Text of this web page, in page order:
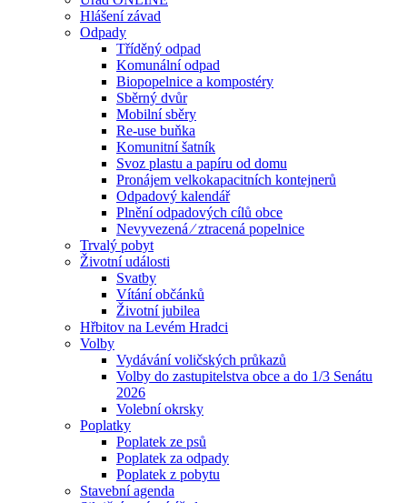
Hlášení závad
Odpady
Tříděný odpad
Komunální odpad
Biopopelnice a kompostéry
Sběrný dvůr
Mobilní sběry
Re-use buňka
Komunitní šatník
Svoz plastu a papíru od domu
Pronájem velkokapacitních kontejnerů
Odpadový kalendář
Plnění odpadových cílů obce
Nevyvezená ⁄ ztracená popelnice
Trvalý pobyt
Životní události
Svatby
Vítání občánků
Životní jubilea
Hřbitov na Levém Hradci
Volby
Vydávání voličských průkazů
Volby do zastupitelstva obce a do 1/3 Senátu
2026
Volební okrsky
Poplatky
Poplatek ze psů
Poplatek za odpady
Poplatek z pobytu
Stavební agenda